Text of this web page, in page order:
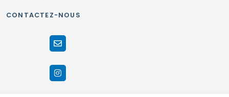
CONTACTEZ-NOUS